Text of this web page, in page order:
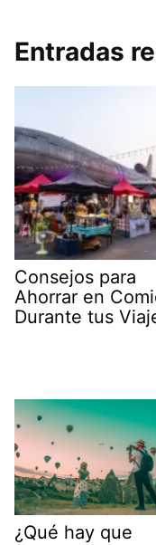
Entradas
Consejos para
Ahorrar en
Durante tus
¿Qué hay que